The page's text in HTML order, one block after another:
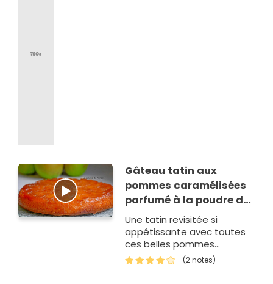
Gâteau tatin aux
pommes caramélisées
parfumé à la poudre de
combava
Une tatin revisitée si
appétissante avec toutes
ces belles pommes
caramélisées. J'ai utilisé la
poudre de combava dont je
(2 notes)